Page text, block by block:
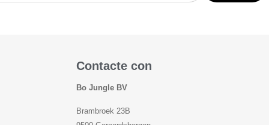
Contacte con
Bo Jungle BV
Brambroek 23B